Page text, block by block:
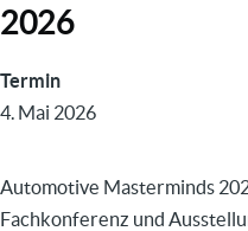
2026
Termin
4. Mai 2026
Automotive Masterminds
Fachkonferenz und